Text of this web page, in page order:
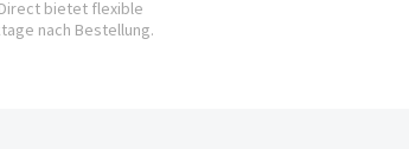
bietet flexible
nach Bestellung.